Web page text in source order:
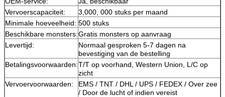
Vervoerscapaciteit:
3,000, 000 stuks per maand
Minimale hoeveelheid: 500 stuks
Beschikbare monsters:Gratis monsters op aanvraag
Levertijd:
Normaal gesproken 5-7 dagen na
bevestiging van de bestelling
Betalingsvoorwaarden:T/T op voorhand, Western Union, L/C op
zicht
Vervoervoorwaarden:
EMS / TNT / DHL / UPS / FEDEX / Over zee
/ Door de lucht of indien vereist